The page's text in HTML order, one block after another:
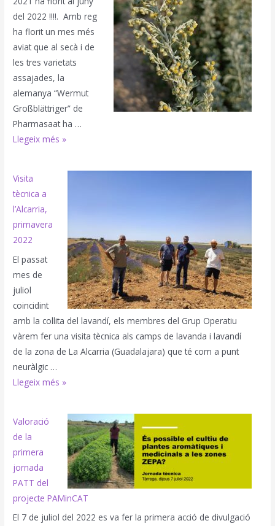
aromàtiques
i
medicinals
del 2022 !!!!. Amb reg
ha florit un mes més
aviat que al secà i de
les tres varietats
assajades, la
alemanya “Wermut
Großblättriger” de
Pharmasaat ha …
Artemisia
Llegeix més »
Visita
tècnica a
l’Alcarria,
primavera
2022
El passat
mes de
juliol
coincidint
amb la collita del lavandí, els membres del Grup Operatiu
vàrem fer una visita tècnica als camps de lavanda i lavandí
de la zona de La Alcarria (Guadalajara) que té com a punt
neuràlgic …
Visita
l’Alcarria,
primavera
2022
Llegeix més »
Valoració
de la
primera
jornada
PATT del
projecte PAMinCAT
El 7 de juliol del 2022 es va fer la primera acció de divulgació